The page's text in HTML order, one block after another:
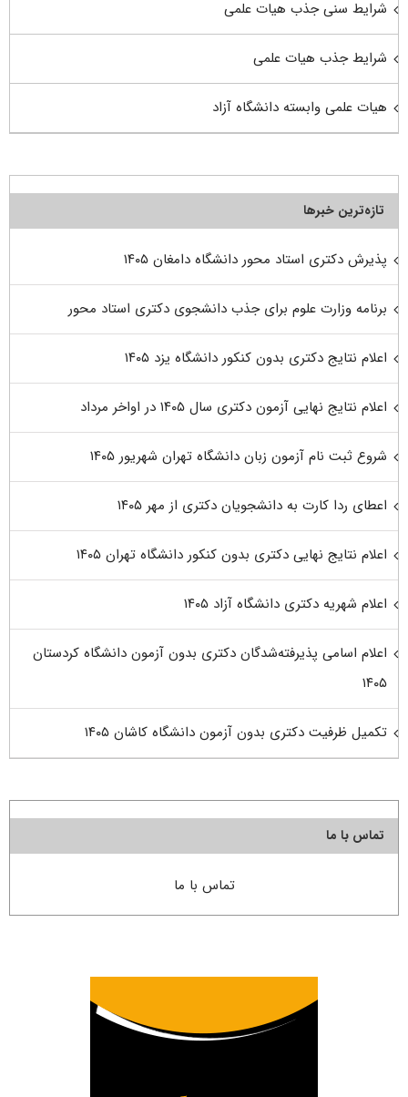
شرایط سنی جذب هیات علمی
شرایط جذب هیات علمی
هیات علمی وابسته دانشگاه آزاد
تازه‌ترین خبرها
پذیرش دکتری استاد محور دانشگاه دامغان ۱۴۰۵
برنامه وزارت علوم برای جذب دانشجوی دکتری استاد محور
اعلام نتایج دکتری بدون کنکور دانشگاه یزد ۱۴۰۵
اعلام نتایج نهایی آزمون دکتری سال ۱۴۰۵ در اواخر مرداد
شروع ثبت نام آزمون زبان دانشگاه تهران شهریور ۱۴۰۵
اعطای ردا کارت به دانشجویان دکتری از مهر ۱۴۰۵
اعلام نتایج نهایی دکتری بدون کنکور دانشگاه تهران ۱۴۰۵
اعلام شهریه دکتری دانشگاه آزاد ۱۴۰۵
اعلام اسامی پذیرفته‌شدگان دکتری بدون آزمون دانشگاه کردستان
۱۴۰۵
تکمیل ظرفیت دکتری بدون آزمون دانشگاه کاشان ۱۴۰۵
تماس با ما
تماس با ما